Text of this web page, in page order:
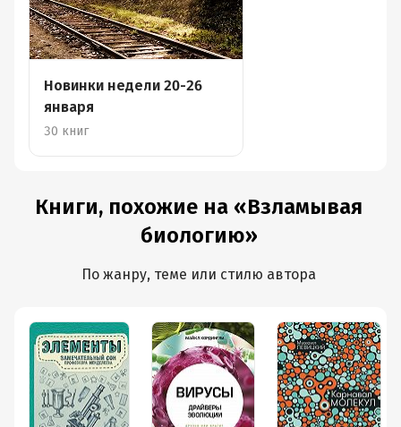
Новинки недели 20-26
января
30 книг
Книги, похожие на «Взламывая
биологию»
По жанру, теме или стилю автора